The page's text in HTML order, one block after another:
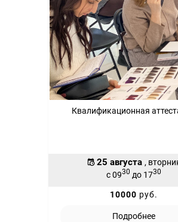
Квалификационная
25 августа ,
с 0930 до 1730
10000 руб.
Подробнее